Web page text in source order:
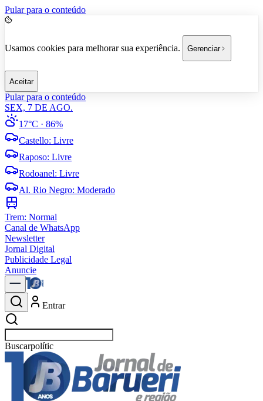
Pular para o conteúdo
Usamos cookies para melhorar sua experiência. Gerenciar
Aceitar
Pular para o conteúdo
SEX, 7 DE AGO.
17°C · 86%
Castello: Livre
Raposo: Livre
Rodoanel: Livre
Al. Rio Negro: Moderado
Trem: Normal
Canal de WhatsApp
Newsletter
Jornal Digital
Publicidade Legal
Anuncie
Entrar
Buscarnotícias em